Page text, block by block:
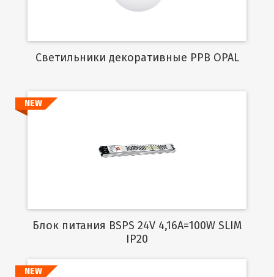
Cветильники декоративные PPB OPAL
Подробнее
NEW
Блок питания BSPS 24V 4,16A=100W SLIM
IP20
NEW